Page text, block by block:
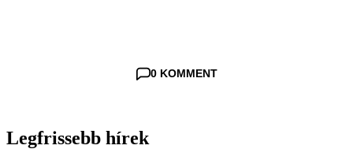
0 KOMMENT
Legfrissebb hírek